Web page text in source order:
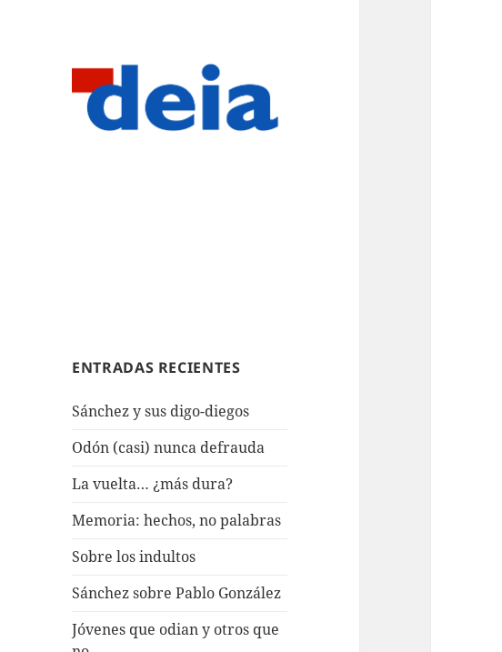
ENTRADAS RECIENTES
Sánchez y sus digo-diegos
Odón (casi) nunca defrauda
La vuelta… ¿más dura?
Memoria: hechos, no palabras
Sobre los indultos
Sánchez sobre Pablo González
Jóvenes que odian y otros que